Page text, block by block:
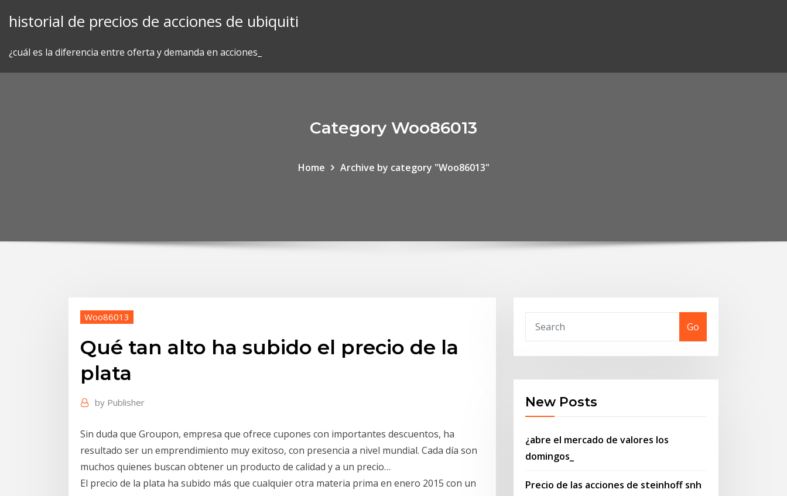
historial de precios de acciones de ubiquiti
¿cuál es la diferencia entre oferta y demanda en acciones_
Category Woo86013
Home Archive by category "Woo86013"
Woo86013
Qué tan alto ha subido el precio de la
plata
by Publisher
Sin duda que Groupon, empresa que ofrece cupones con importantes descuentos, ha
resultado ser un emprendimiento muy exitoso, con presencia a nivel mundial. Cada día son
muchos quienes buscan obtener un producto de calidad y a un precio…
El precio de la plata ha subido más que cualquier otra materia prima en enero 2015 con un
Go
New Posts
¿abre el mercado de valores los
domingos_
Precio de las acciones de steinhoff snh